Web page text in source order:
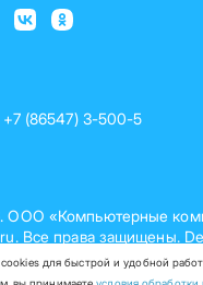
для быстрой и удобной
+7 (86547) 3-500-5
ООО «Компьютерные
Все права защищены.